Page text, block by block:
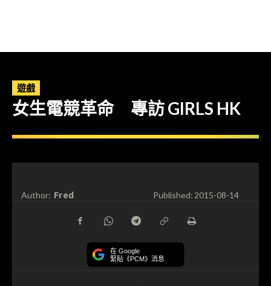
遊戲
女生電競革命 專訪 GIRLS HK
Author: Fred Published:2015-08-14
在 Google
緊貼《PCM》消息